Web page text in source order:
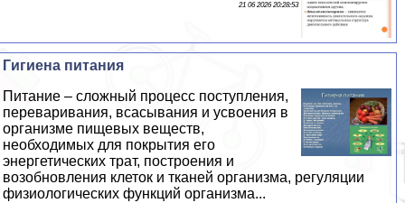
21 06 2026 20:28:53
Гигиена питания
Питание – сложный процесс поступления,
переваривания, всасывания и усвоения в
организме пищевых веществ,
необходимых для покрытия его
энергетических трат, построения и
возобновления клеток и тканей организма, регуляции
физиологических функций организма...